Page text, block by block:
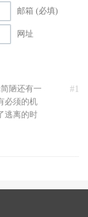
邮箱 (必填)
网址
#1
陋还有一
必须的机
逃离的时